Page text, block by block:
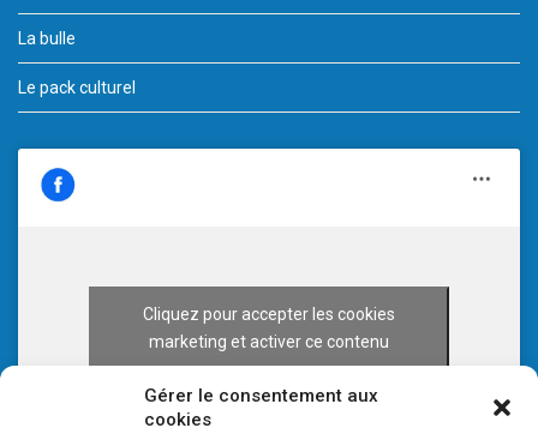
Gérer le consentement aux
cookies
La bulle
Le pack culturel
Cliquez pour accepter les cookies
marketing et activer ce contenu